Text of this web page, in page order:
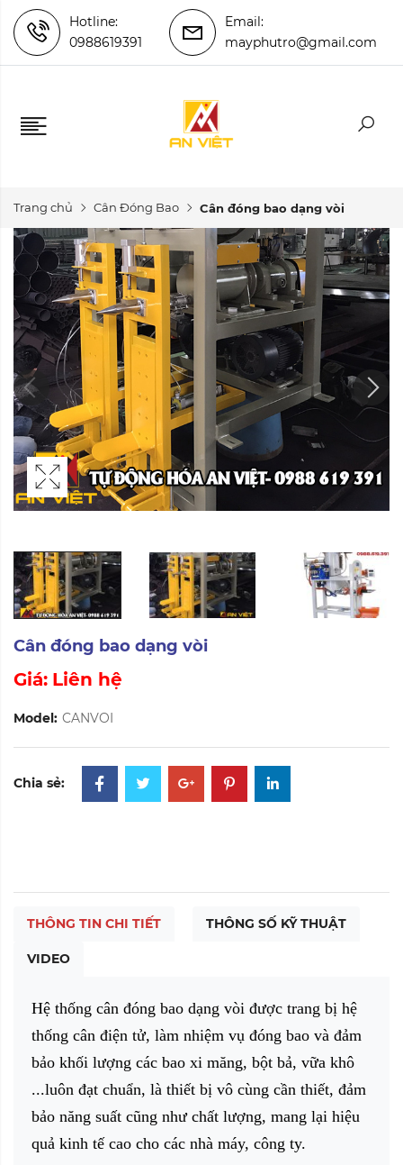
Hotline:
0988619391
Email:
mayphutro@gmail.com
Trang chủ Cân Đóng Bao Cân đóng bao dạng vòi
Cân đóng bao dạng vòi
Giá: Liên hệ
Model: CANVOI
Chia sẻ:
THÔNG TIN CHI TIẾT THÔNG SỐ KỸ THUẬT
VIDEO
Hệ thống cân đóng bao dạng vòi được trang bị hệ
thống cân điện tử, làm nhiệm vụ đóng bao và đảm
bảo khối lượng các bao xi măng, bột bả, vữa khô
...luôn đạt chuẩn, là thiết bị vô cùng cần thiết, đảm
bảo năng suất cũng như chất lượng, mang lại hiệu
quả kinh tế cao cho các nhà máy, công ty.